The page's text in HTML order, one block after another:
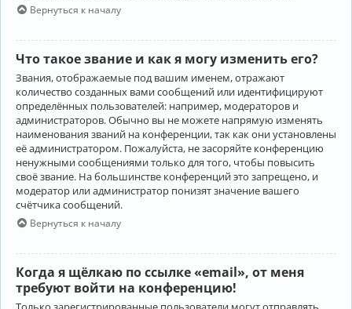
Вернуться к началу
Что такое звание и как я могу изменить его?
Звания, отображаемые под вашим именем, отражают
количество созданных вами сообщений или идентифицируют
определённых пользователей: например, модераторов и
администраторов. Обычно вы не можете напрямую изменять
наименования званий на конференции, так как они установлены
её администратором. Пожалуйста, не засоряйте конференцию
ненужными сообщениями только для того, чтобы повысить
своё звание. На большинстве конференций это запрещено, и
модератор или администратор понизят значение вашего
счётчика сообщений.
Вернуться к началу
Когда я щёлкаю по ссылке «email», от меня
требуют войти на конференцию!